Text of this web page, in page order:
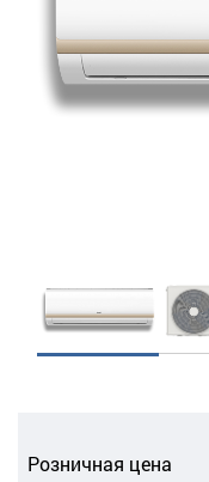
Розничная цена